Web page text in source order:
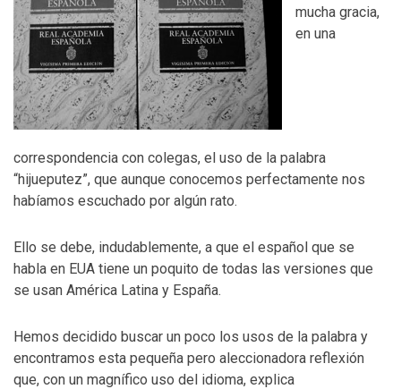
mucha gracia,
en una
correspondencia con colegas, el uso de la palabra
“hijueputez”, que aunque conocemos perfectamente nos
habíamos escuchado por algún rato.
Ello se debe, indudablemente, a que el español que se
habla en EUA tiene un poquito de todas las versiones que
se usan América Latina y España.
Hemos decidido buscar un poco los usos de la palabra y
encontramos esta pequeña pero aleccionadora reflexión
que, con un magnífico uso del idioma, explica